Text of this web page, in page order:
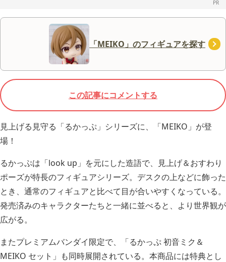
「MEIKO」のフィギュアを探す
この記事にコメントする
見上げる見守る「るかっぷ」シリーズに、「MEIKO」が登
場！
るかっぷは「look up」を元にした造語で、見上げ＆おすわり
ポーズが特長のフィギュアシリーズ。デスクの上などに飾った
とき、通常のフィギュアと比べて目が合いやすくなっている。
発売済みのキャラクターたちと一緒に並べると、より世界観が
広がる。
またプレミアムバンダイ限定で、「るかっぷ 初音ミク＆
MEIKO セット」も同時展開されている。本商品には特典とし